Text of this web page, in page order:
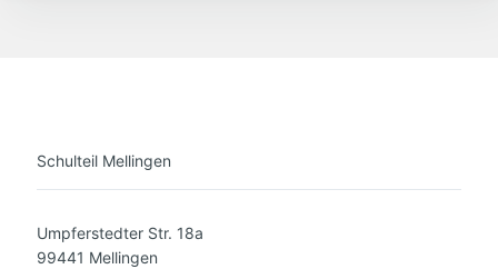
Schulteil Mellingen
Umpferstedter Str. 18a
99441 Mellingen